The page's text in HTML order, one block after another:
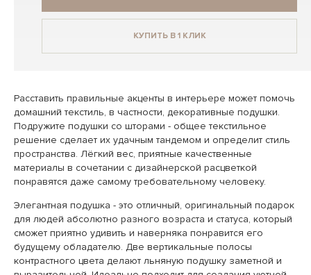
КУПИТЬ В 1 КЛИК
Расставить правильные акценты в интерьере может помочь
домашний текстиль, в частности, декоративные подушки.
Подружите подушки со шторами - общее текстильное
решение сделает их удачным тандемом и определит стиль
пространства. Лёгкий вес, приятные качественные
материалы в сочетании с дизайнерской расцветкой
понравятся даже самому требовательному человеку.
Элегантная подушка - это отличный, оригинальный подарок
для людей абсолютно разного возраста и статуса, который
сможет приятно удивить и наверняка понравится его
будущему обладателю. Две вертикальные полосы
контрастного цвета делают льняную подушку заметной и